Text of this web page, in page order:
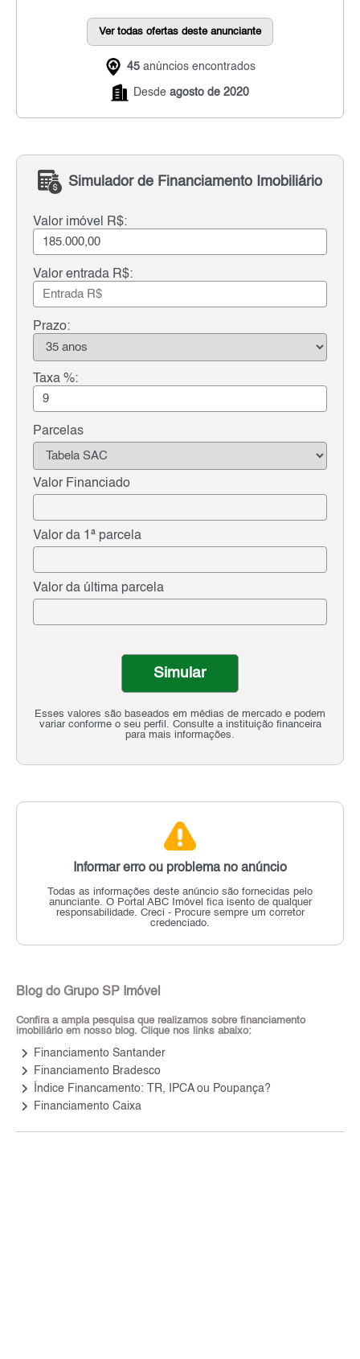
Ver todas ofertas deste anunciante
45 anúncios encontrados
Desde agosto de 2020
Simulador de Financiamento Imobiliário
Valor imóvel R$:
Valor entrada R$:
Prazo:
Taxa %:
Parcelas
Valor Financiado
Valor da 1ª parcela
Valor da última parcela
Esses valores são baseados em médias de mercado e podem
variar conforme o seu perfil. Consulte a instituição financeira
para mais informações.
Simular
Informar erro ou problema no anúncio
Todas as informações deste anúncio são fornecidas pelo
anunciante. O Portal ABC Imóvel fica isento de qualquer
responsabilidade. Creci - Procure sempre um corretor
credenciado.
Blog do Grupo SP Imóvel
Confira a ampla pesquisa que realizamos sobre financiamento
imobiliário em nosso blog. Clique nos links abaixo:
keyboard_arrow_right Financiamento Santander
keyboard_arrow_right Financiamento Bradesco
keyboard_arrow_right Índice Financamento: TR, IPCA ou Poupança?
keyboard_arrow_right Financiamento Caixa